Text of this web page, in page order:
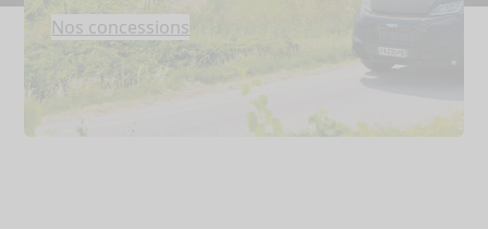
Nos concessions